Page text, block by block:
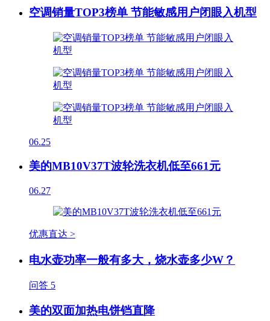
空调销量TOP3榜单 节能敏感用户闭眼入机型
06.25
美的MB10V37T波轮洗衣机低至661元
06.27
优惠直达 >
电水壶功率一般有多大，烧水壶多少W？
问答 5
美的双面加热电饼铛直降